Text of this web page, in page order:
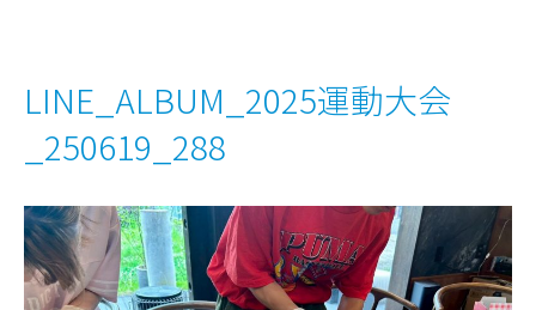
LINE_ALBUM_2025運動大会
_250619_288